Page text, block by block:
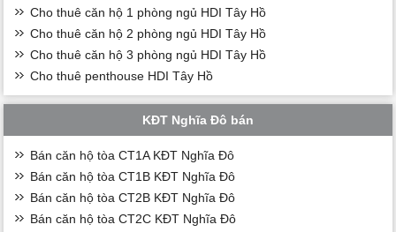
Cho thuê căn hộ 1 phòng ngủ HDI Tây Hồ
Cho thuê căn hộ 2 phòng ngủ HDI Tây Hồ
Cho thuê căn hộ 3 phòng ngủ HDI Tây Hồ
Cho thuê penthouse HDI Tây Hồ
KĐT Nghĩa Đô bán
Bán căn hộ tòa CT1A KĐT Nghĩa Đô
Bán căn hộ tòa CT1B KĐT Nghĩa Đô
Bán căn hộ tòa CT2B KĐT Nghĩa Đô
Bán căn hộ tòa CT2C KĐT Nghĩa Đô